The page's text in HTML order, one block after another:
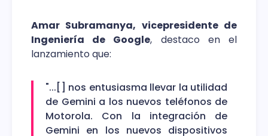
Amar Subramanya, vicepresidente de
Ingeniería de Google, destaco en el
lanzamiento que:
"...[] nos entusiasma llevar la utilidad
de Gemini a los nuevos teléfonos de
Motorola. Con la integración de
Gemini en los nuevos dispositivos